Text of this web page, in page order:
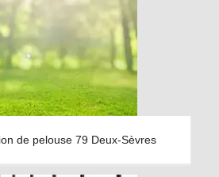
de pelouse 79 Deux-Sèvres